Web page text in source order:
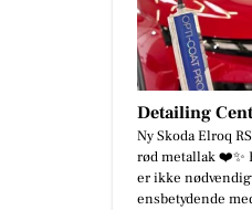
Detailing
Ny Skoda Elroq
rød metallak ❤️✨
er ikke
ensbetydende